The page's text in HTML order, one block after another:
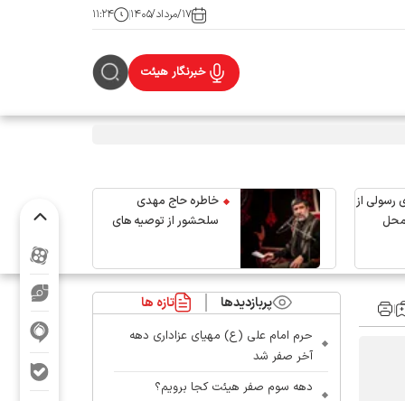
۱۷/مرداد/۱۴۰۵ ۱۱:۲۴
خبرنگار هیئت
رسولی از
خاطره حاج مهدی
سلحشور از توصیه های
پربازدیدها تازه ها
حرم امام علی (ع) مهیای عزاداری دهه
آخر صفر شد
دهه سوم صفر هیئت کجا برویم؟